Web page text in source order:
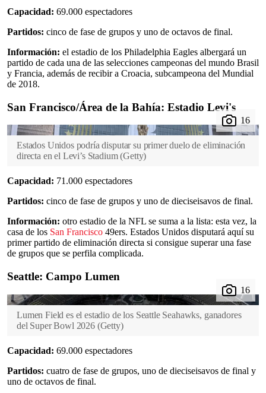
Capacidad: 69.000 espectadores
Partidos: cinco de fase de grupos y uno de octavos de final.
Información: el estadio de los Philadelphia Eagles albergará un
partido de cada una de las selecciones campeonas del mundo Brasil
y Francia, además de recibir a Croacia, subcampeona del Mundial
de 2018.
San Francisco/Área de la Bahía: Estadio Levi's
Estados Unidos podría disputar su primer duelo de eliminación
directa en el Levi’s Stadium (Getty)
Capacidad: 71.000 espectadores
Partidos: cinco de fase de grupos y uno de dieciseisavos de final.
Información: otro estadio de la NFL se suma a la lista: esta vez, la
casa de los San Francisco 49ers. Estados Unidos disputará aquí su
primer partido de eliminación directa si consigue superar una fase
de grupos que se perfila complicada.
Seattle: Campo Lumen
Lumen Field es el estadio de los Seattle Seahawks, ganadores
del Super Bowl 2026 (Getty)
Capacidad: 69.000 espectadores
Partidos: cuatro de fase de grupos, uno de dieciseisavos de final y
uno de octavos de final.